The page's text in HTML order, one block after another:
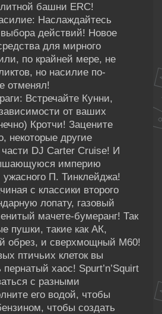
башни ERC!
Наслаждайтесь
действий! Новое
для мирного
по крайней мере, не
но насилие по-
отменял!
Встречайте Кунни,
от ваших
Кротчи! Зацените
некоторые другие
DJ Carter Cruise! И
империю
ужасного П. Тинклейджа!
с классики второго
лопату, газовый
мачете-бумеранг! Так
пушки, такие как АК,
обрез, и сверхмощный M60!
птичьих клеток вы
хаос! Spurt’n’Squirt
с разными
его водой, чтобы
чтобы создать